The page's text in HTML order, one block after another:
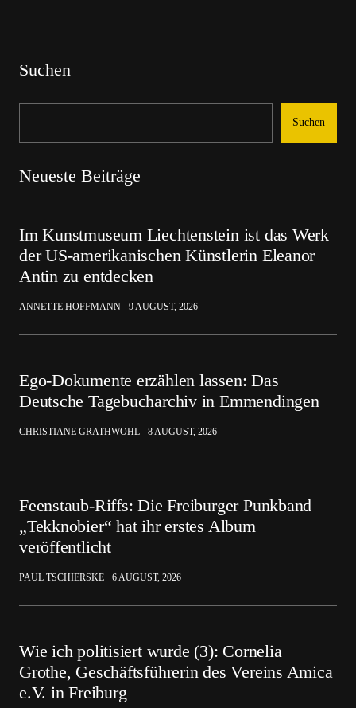
Suchen
Suchen
Neueste Beiträge
Im Kunstmuseum Liechtenstein ist das Werk
der US-amerikanischen Künstlerin Eleanor
Antin zu entdecken
ANNETTE HOFFMANN 9 AUGUST, 2026
Ego-Dokumente erzählen lassen: Das
Deutsche Tagebucharchiv in Emmendingen
CHRISTIANE GRATHWOHL 8 AUGUST, 2026
Feenstaub-Riffs: Die Freiburger Punkband
„Tekknobier“ hat ihr erstes Album
veröffentlicht
PAUL TSCHIERSKE 6 AUGUST, 2026
Wie ich politisiert wurde (3): Cornelia
Grothe, Geschäftsführerin des Vereins Amica
e.V. in Freiburg